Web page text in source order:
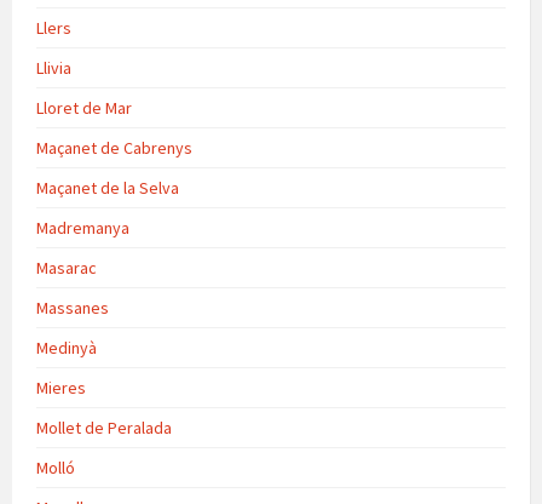
Llers
Llivia
Lloret de Mar
Maçanet de Cabrenys
Maçanet de la Selva
Madremanya
Masarac
Massanes
Medinyà
Mieres
Mollet de Peralada
Molló